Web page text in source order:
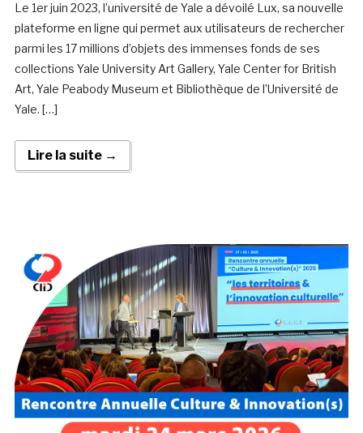
Le 1er juin 2023, l’université de Yale a dévoilé Lux, sa nouvelle
plateforme en ligne qui permet aux utilisateurs de rechercher
parmi les 17 millions d’objets des immenses fonds de ses
collections Yale University Art Gallery, Yale Center for British
Art, Yale Peabody Museum et Bibliothèque de l’Université de
Yale. […]
Lire la suite →